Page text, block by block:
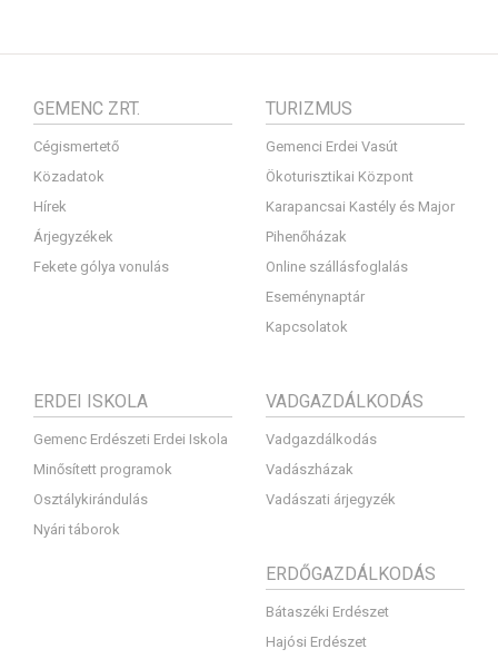
GEMENC ZRT.
Cégismertető
Közadatok
Hírek
Árjegyzékek
Fekete gólya vonulás
TURIZMUS
Gemenci Erdei Vasút
Ökoturisztikai Központ
Karapancsai Kastély és Major
Pihenőházak
Online szállásfoglalás
Eseménynaptár
Kapcsolatok
ERDEI ISKOLA
Gemenc Erdészeti Erdei Iskola
Minősített programok
Osztálykirándulás
Nyári táborok
VADGAZDÁLKODÁS
Vadgazdálkodás
Vadászházak
Vadászati árjegyzék
ERDŐGAZDÁLKODÁS
Bátaszéki Erdészet
Hajósi Erdészet